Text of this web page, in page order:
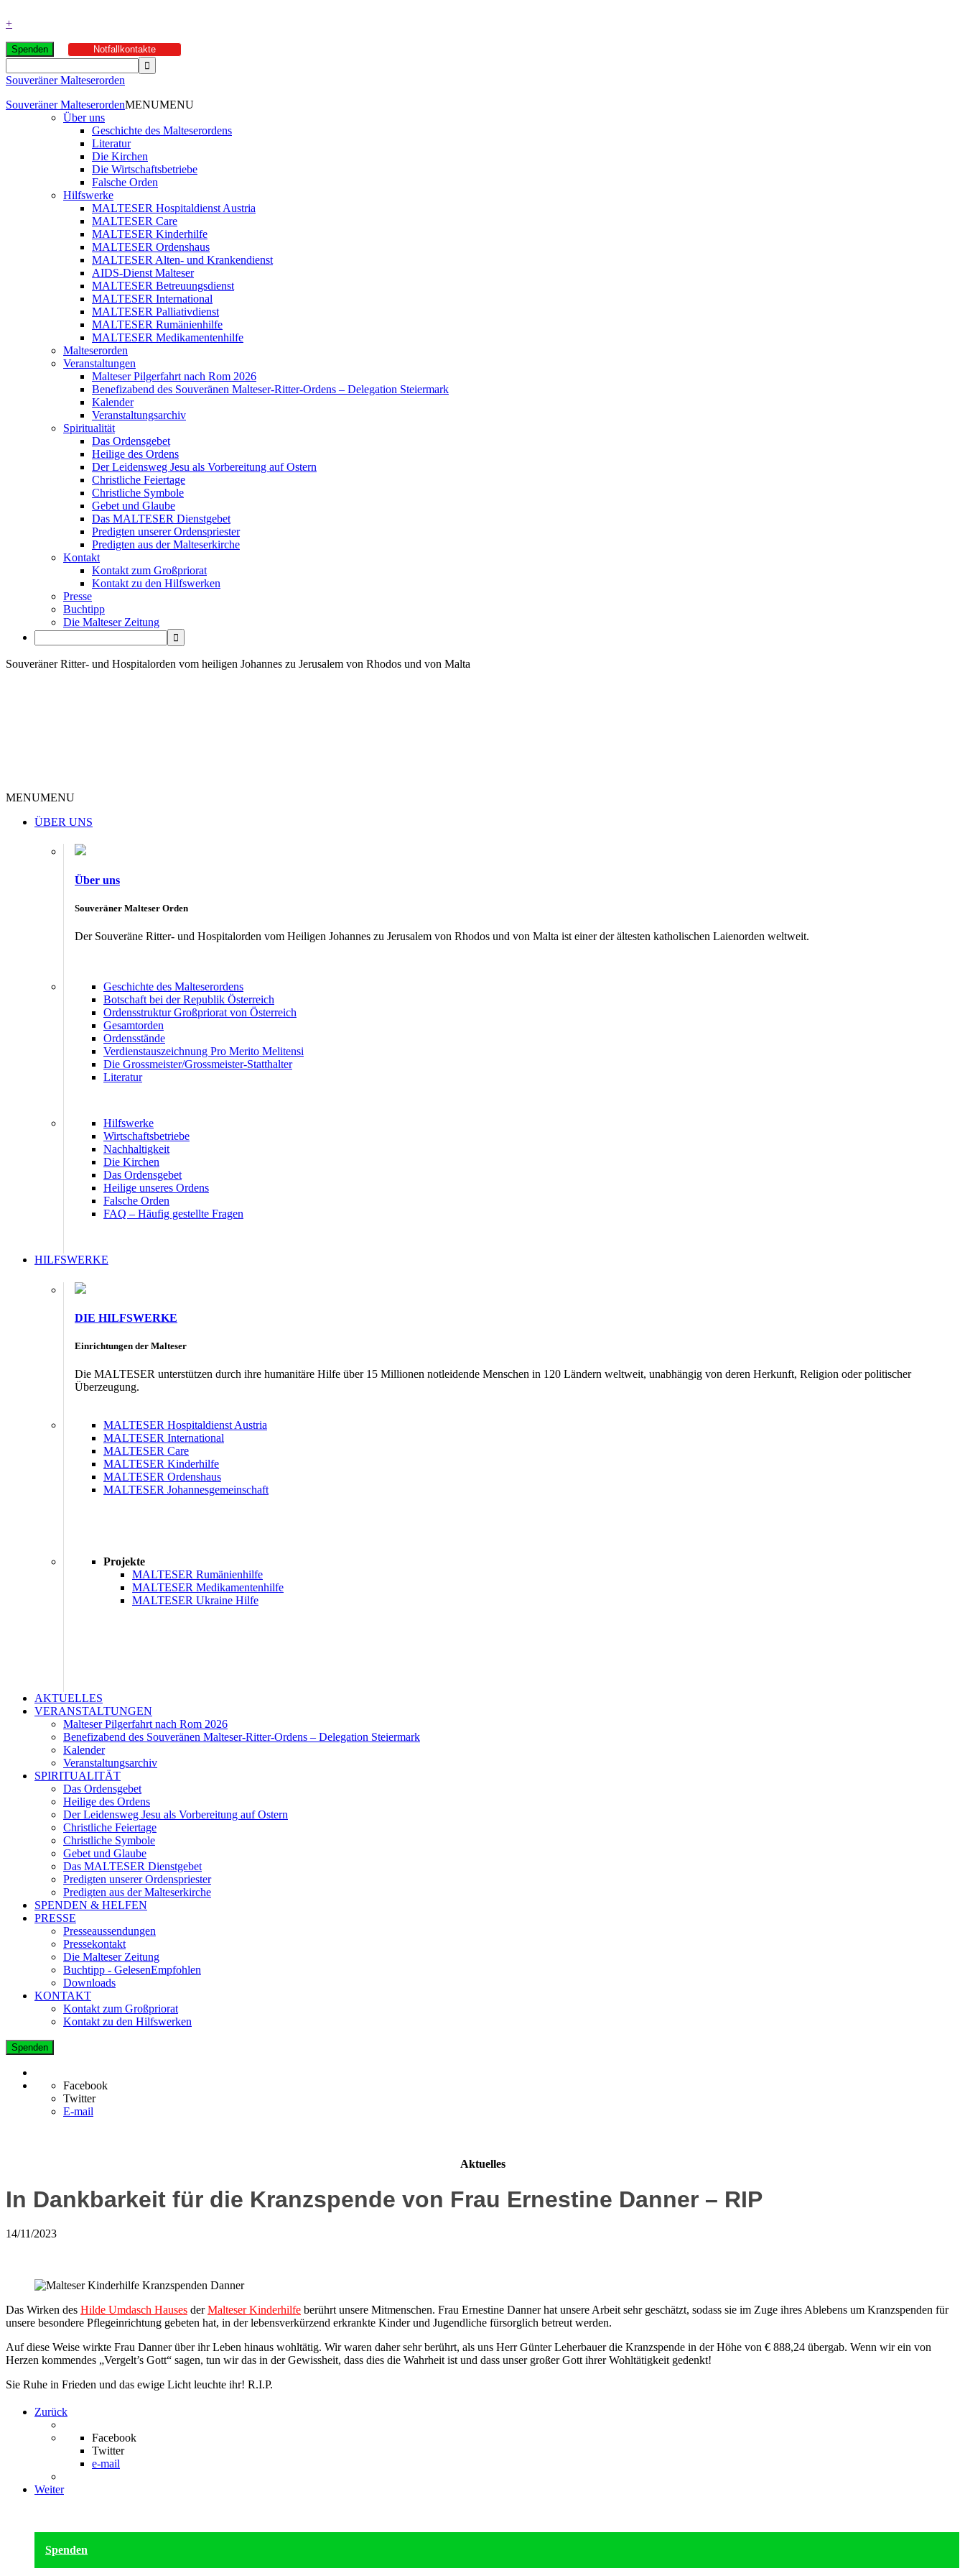
+
Spenden Notfallkontakte
Souveräner Malteserorden
Souveräner MalteserordenMENUMENU
Über uns
Geschichte des Malteserordens
Literatur
Die Kirchen
Die Wirtschaftsbetriebe
Falsche Orden
Hilfswerke
MALTESER Hospitaldienst Austria
MALTESER Care
MALTESER Kinderhilfe
MALTESER Ordenshaus
MALTESER Alten- und Krankendienst
AIDS-Dienst Malteser
MALTESER Betreuungsdienst
MALTESER International
MALTESER Palliativdienst
MALTESER Rumänienhilfe
MALTESER Medikamentenhilfe
Malteserorden
Veranstaltungen
Malteser Pilgerfahrt nach Rom 2026
Benefizabend des Souveränen Malteser-Ritter-Ordens – Delegation Steiermark
Kalender
Veranstaltungsarchiv
Spiritualität
Das Ordensgebet
Heilige des Ordens
Der Leidensweg Jesu als Vorbereitung auf Ostern
Christliche Feiertage
Christliche Symbole
Gebet und Glaube
Das MALTESER Dienstgebet
Predigten unserer Ordenspriester
Predigten aus der Malteserkirche
Kontakt
Kontakt zum Großpriorat
Kontakt zu den Hilfswerken
Presse
Buchtipp
Die Malteser Zeitung
Souveräner Ritter- und Hospitalorden vom heiligen Johannes zu Jerusalem von Rhodos und von Malta
MENUMENU
ÜBER UNS
Über uns
Souveräner Malteser Orden
Der Souveräne Ritter- und Hospitalorden vom Heiligen Johannes zu Jerusalem von Rhodos und von Malta ist einer der ältesten katholischen Laienorden weltweit.
Geschichte des Malteserordens
Botschaft bei der Republik Österreich
Ordensstruktur Großpriorat von Österreich
Gesamtorden
Ordensstände
Verdienstauszeichnung Pro Merito Melitensi
Die Grossmeister/Grossmeister-Statthalter
Literatur
Hilfswerke
Wirtschaftsbetriebe
Nachhaltigkeit
Die Kirchen
Das Ordensgebet
Heilige unseres Ordens
Falsche Orden
FAQ – Häufig gestellte Fragen
HILFSWERKE
DIE HILFSWERKE
Einrichtungen der Malteser
Die MALTESER unterstützen durch ihre humanitäre Hilfe über 15 Millionen notleidende Menschen in 120 Ländern weltweit, unabhängig von deren Herkunft, Religion oder politischer
Überzeugung.
MALTESER Hospitaldienst Austria
MALTESER International
MALTESER Care
MALTESER Kinderhilfe
MALTESER Ordenshaus
MALTESER Johannesgemeinschaft
Projekte
MALTESER Rumänienhilfe
MALTESER Medikamentenhilfe
MALTESER Ukraine Hilfe
AKTUELLES
VERANSTALTUNGEN
Malteser Pilgerfahrt nach Rom 2026
Benefizabend des Souveränen Malteser-Ritter-Ordens – Delegation Steiermark
Kalender
Veranstaltungsarchiv
SPIRITUALITÄT
Das Ordensgebet
Heilige des Ordens
Der Leidensweg Jesu als Vorbereitung auf Ostern
Christliche Feiertage
Christliche Symbole
Gebet und Glaube
Das MALTESER Dienstgebet
Predigten unserer Ordenspriester
Predigten aus der Malteserkirche
SPENDEN & HELFEN
PRESSE
Presseaussendungen
Pressekontakt
Die Malteser Zeitung
Buchtipp - GelesenEmpfohlen
Downloads
KONTAKT
Kontakt zum Großpriorat
Kontakt zu den Hilfswerken
Spenden
Facebook
Twitter
E-mail
Aktuelles
In Dankbarkeit für die Kranzspende von Frau Ernestine Danner – RIP
14/11/2023
Das Wirken des Hilde Umdasch Hauses derMalteser Kinderhilfe berührt unsere Mitmenschen. Frau Ernestine Danner hat unsere Arbeit sehr geschätzt, sodass sie im Zuge ihres Ablebens um Kranzspenden für
unsere besondere Pflegeinrichtung gebeten hat, in der lebensverkürzend erkrankte Kinder und Jugendliche fürsorglich betreut werden.
Auf diese Weise wirkte Frau Danner über ihr Leben hinaus wohltätig. Wir waren daher sehr berührt, als uns Herr Günter Leherbauer die Kranzspende in der Höhe von € 888,24 übergab. Wenn wir ein von
Herzen kommendes „Vergelt’s Gott“ sagen, tun wir das in der Gewissheit, dass dies die Wahrheit ist und dass unser großer Gott ihrer Wohltätigkeit gedenkt!
Sie Ruhe in Frieden und das ewige Licht leuchte ihr! R.I.P.
Zurück
Facebook
Twitter
e-mail
Weiter
Spenden